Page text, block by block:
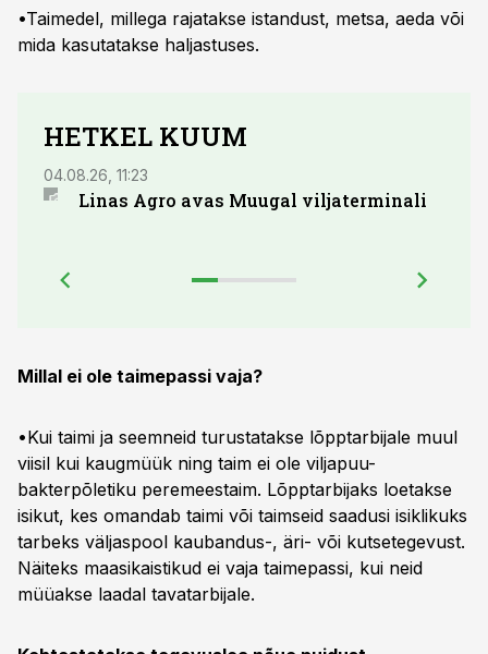
•Taimedel, millega rajatakse istandust, metsa, aeda või
mida kasutatakse haljastuses.
HETKEL KUUM
04.08.26, 11:23
Linas Agro avas Muugal viljaterminali
Millal ei ole taimepassi vaja?
•Kui taimi ja seemneid turustatakse lõpptarbijale muul
viisil kui kaugmüük ning taim ei ole viljapuu-
bakterpõletiku peremeestaim. Lõpptarbijaks loetakse
isikut, kes omandab taimi või taimseid saadusi isiklikuks
tarbeks väljaspool kaubandus-, äri- või kutsetegevust.
Näiteks maasikaistikud ei vaja taimepassi, kui neid
müüakse laadal tavatarbijale.